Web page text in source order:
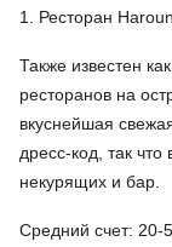
1. Ресторан Haroun
Также известен
ресторанов на
вкуснейшая
дресс-код, так
некурящих и бар.
Средний счет: 20-